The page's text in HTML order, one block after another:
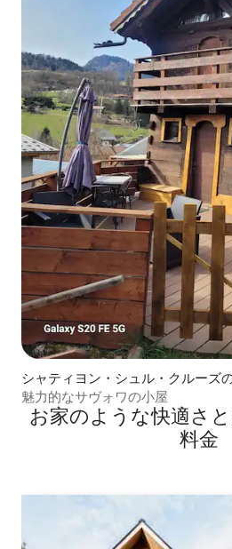
シャティヨン・シュル・クルーズ
魅力的なサヴォワの小屋
お家のような快⁠適⁠さ⁠
料⁠金